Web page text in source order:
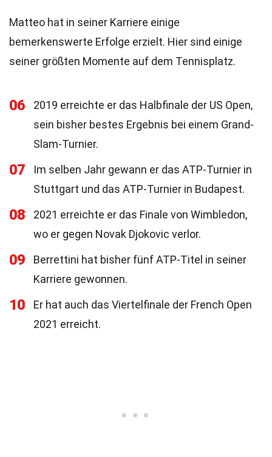
Matteo hat in seiner Karriere einige
bemerkenswerte Erfolge erzielt. Hier sind einige
seiner größten Momente auf dem Tennisplatz.
06
2019 erreichte er das Halbfinale der US Open,
sein bisher bestes Ergebnis bei einem Grand-
Slam-Turnier.
07
Im selben Jahr gewann er das ATP-Turnier in
Stuttgart und das ATP-Turnier in Budapest.
08
2021 erreichte er das Finale von Wimbledon,
wo er gegen Novak Djokovic verlor.
09
Berrettini hat bisher fünf ATP-Titel in seiner
Karriere gewonnen.
10
Er hat auch das Viertelfinale der French Open
2021 erreicht.